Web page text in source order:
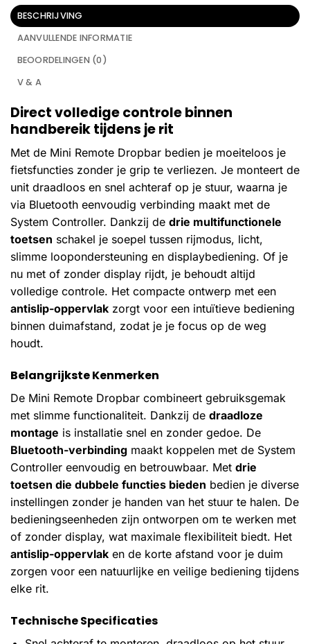
BESCHRIJVING
AANVULLENDE INFORMATIE
BEOORDELINGEN (0)
V & A
Direct volledige controle binnen
handbereik tijdens je rit
Met de Mini Remote Dropbar bedien je moeiteloos je
fietsfuncties zonder je grip te verliezen. Je monteert de
unit draadloos en snel achteraf op je stuur, waarna je
via Bluetooth eenvoudig verbinding maakt met de
System Controller. Dankzij de drie multifunctionele
toetsen schakel je soepel tussen rijmodus, licht,
slimme loopondersteuning en displaybediening. Of je
nu met of zonder display rijdt, je behoudt altijd
volledige controle. Het compacte ontwerp met een
antislip-oppervlak zorgt voor een intuïtieve bediening
binnen duimafstand, zodat je je focus op de weg
houdt.
Belangrijkste Kenmerken
De Mini Remote Dropbar combineert gebruiksgemak
met slimme functionaliteit. Dankzij de draadloze
montage is installatie snel en zonder gedoe. De
Bluetooth-verbinding maakt koppelen met de System
Controller eenvoudig en betrouwbaar. Met drie
toetsen die dubbele functies bieden bedien je diverse
instellingen zonder je handen van het stuur te halen. De
bedieningseenheden zijn ontworpen om te werken met
of zonder display, wat maximale flexibiliteit biedt. Het
antislip-oppervlak en de korte afstand voor je duim
zorgen voor een natuurlijke en veilige bediening tijdens
elke rit.
Technische Specificaties